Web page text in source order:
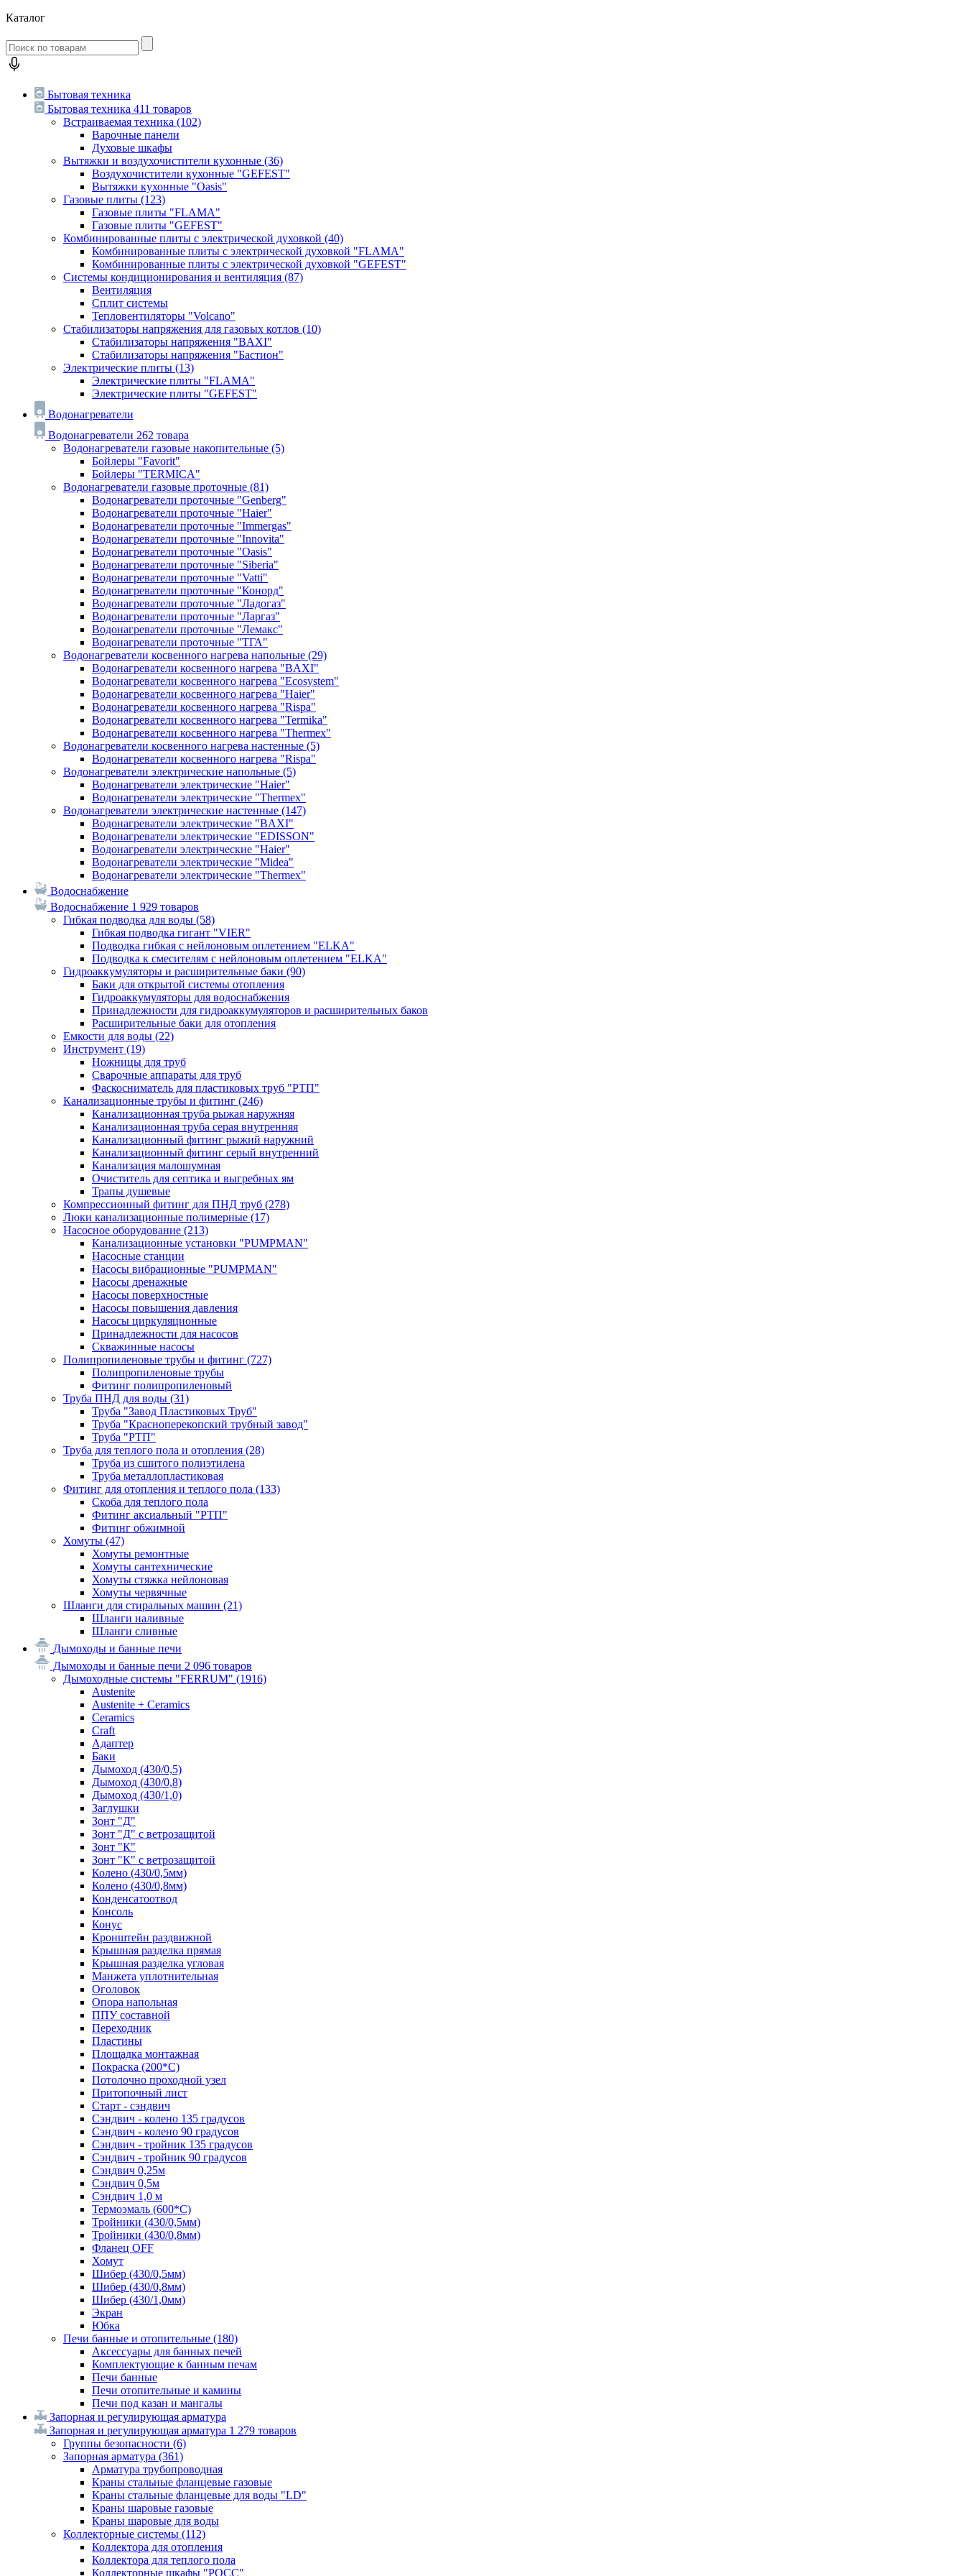
Каталог
Бытовая техника
Бытовая техника 411 товаров
Встраиваемая техника (102)
Варочные панели
Духовые шкафы
Вытяжки и воздухочистители кухонные (36)
Воздухочистители кухонные "GEFEST"
Вытяжки кухонные "Oasis"
Газовые плиты (123)
Газовые плиты "FLAMA"
Газовые плиты "GEFEST"
Комбинированные плиты с электрической духовкой (40)
Комбинированные плиты с электрической духовкой "FLAMA"
Комбинированные плиты с электрической духовкой "GEFEST"
Системы кондиционирования и вентиляция (87)
Вентиляция
Сплит системы
Тепловентиляторы "Volcano"
Стабилизаторы напряжения для газовых котлов (10)
Стабилизаторы напряжения "BAXI"
Стабилизаторы напряжения "Бастион"
Электрические плиты (13)
Электрические плиты "FLAMA"
Электрические плиты "GEFEST"
Водонагреватели
Водонагреватели 262 товара
Водонагреватели газовые накопительные (5)
Бойлеры "Favorit"
Бойлеры "TERMICA"
Водонагреватели газовые проточные (81)
Водонагреватели проточные "Genberg"
Водонагреватели проточные "Haier"
Водонагреватели проточные "Immergas"
Водонагреватели проточные "Innovita"
Водонагреватели проточные "Oasis"
Водонагреватели проточные "Siberia"
Водонагреватели проточные "Vatti"
Водонагреватели проточные "Конорд"
Водонагреватели проточные "Ладогаз"
Водонагреватели проточные "Ларгаз"
Водонагреватели проточные "Лемакс"
Водонагреватели проточные "ТГА"
Водонагреватели косвенного нагрева напольные (29)
Водонагреватели косвенного нагрева "BAXI"
Водонагреватели косвенного нагрева "Ecosystem"
Водонагреватели косвенного нагрева "Haier"
Водонагреватели косвенного нагрева "Rispa"
Водонагреватели косвенного нагрева "Termika"
Водонагреватели косвенного нагрева "Thermex"
Водонагреватели косвенного нагрева настенные (5)
Водонагреватели косвенного нагрева "Rispa"
Водонагреватели электрические напольные (5)
Водонагреватели электрические "Haier"
Водонагреватели электрические "Thermex"
Водонагреватели электрические настенные (147)
Водонагреватели электрические "BAXI"
Водонагреватели электрические "EDISSON"
Водонагреватели электрические "Haier"
Водонагреватели электрические "Midea"
Водонагреватели электрические "Thermex"
Водоснабжение
Водоснабжение 1 929 товаров
Гибкая подводка для воды (58)
Гибкая подводка гигант "VIER"
Подводка гибкая с нейлоновым оплетением "ELKA"
Подводка к смесителям с нейлоновым оплетением "ELKA"
Гидроаккумуляторы и расширительные баки (90)
Баки для открытой системы отопления
Гидроаккумуляторы для водоснабжения
Принадлежности для гидроаккумуляторов и расширительных баков
Расширительные баки для отопления
Емкости для воды (22)
Инструмент (19)
Ножницы для труб
Сварочные аппараты для труб
Фаскосниматель для пластиковых труб "РТП"
Канализационные трубы и фитинг (246)
Канализационная труба рыжая наружняя
Канализационная труба серая внутренняя
Канализационный фитинг рыжий наружний
Канализационный фитинг серый внутренний
Канализация малошумная
Очиститель для септика и выгребных ям
Трапы душевые
Компрессионный фитинг для ПНД труб (278)
Люки канализационные полимерные (17)
Насосное оборудование (213)
Канализационные установки "PUMPMAN"
Насосные станции
Насосы вибрационные "PUMPMAN"
Насосы дренажные
Насосы поверхностные
Насосы повышения давления
Насосы циркуляционные
Принадлежности для насосов
Скважинные насосы
Полипропиленовые трубы и фитинг (727)
Полипропиленовые трубы
Фитинг полипропиленовый
Труба ПНД для воды (31)
Труба "Завод Пластиковых Труб"
Труба "Красноперекопский трубный завод"
Труба "РТП"
Труба для теплого пола и отопления (28)
Труба из сшитого полиэтилена
Труба металлопластиковая
Фитинг для отопления и теплого пола (133)
Скоба для теплого пола
Фитинг аксиальный "РТП"
Фитинг обжимной
Хомуты (47)
Хомуты ремонтные
Хомуты сантехнические
Хомуты стяжка нейлоновая
Хомуты червячные
Шланги для стиральных машин (21)
Шланги наливные
Шланги сливные
Дымоходы и банные печи
Дымоходы и банные печи 2 096 товаров
Дымоходные системы "FERRUM" (1916)
Austenite
Austenite + Ceramics
Ceramics
Craft
Адаптер
Баки
Дымоход (430/0,5)
Дымоход (430/0,8)
Дымоход (430/1,0)
Заглушки
Зонт "Д"
Зонт "Д" с ветрозащитой
Зонт "К"
Зонт "К" с ветрозащитой
Колено (430/0,5мм)
Колено (430/0,8мм)
Конденсатоотвод
Консоль
Конус
Кронштейн раздвижной
Крышная разделка прямая
Крышная разделка угловая
Манжета уплотнительная
Оголовок
Опора напольная
ППУ составной
Переходник
Пластины
Площадка монтажная
Покраска (200*С)
Потолочно проходной узел
Притопочный лист
Старт - сэндвич
Сэндвич - колено 135 градусов
Сэндвич - колено 90 градусов
Сэндвич - тройник 135 градусов
Сэндвич - тройник 90 градусов
Сэндвич 0,25м
Сэндвич 0,5м
Сэндвич 1,0 м
Термоэмаль (600*С)
Тройники (430/0,5мм)
Тройники (430/0,8мм)
Фланец OFF
Хомут
Шибер (430/0,5мм)
Шибер (430/0,8мм)
Шибер (430/1,0мм)
Экран
Юбка
Печи банные и отопительные (180)
Аксессуары для банных печей
Комплектующие к банным печам
Печи банные
Печи отопительные и камины
Печи под казан и мангалы
Запорная и регулирующая арматура
Запорная и регулирующая арматура 1 279 товаров
Группы безопасности (6)
Запорная арматура (361)
Арматура трубопроводная
Краны стальные фланцевые газовые
Краны стальные фланцевые для воды "LD"
Краны шаровые газовые
Краны шаровые для воды
Коллекторные системы (112)
Коллектора для отопления
Коллектора для теплого пола
Коллекторные шкафы "РОСС"